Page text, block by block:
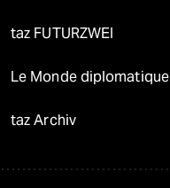
taz FUTURZWEI
Le Monde diplomatique
taz Archiv